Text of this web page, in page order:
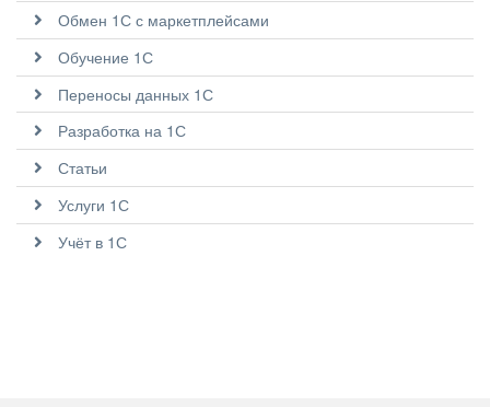
Обмен 1С с маркетплейсами
Обучение 1С
Переносы данных 1С
Разработка на 1С
Статьи
Услуги 1С
Учёт в 1С